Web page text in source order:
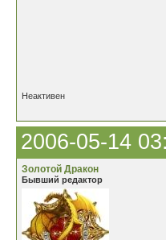
Неактивен
2006-05-14
Золотой Дракон
Бывший редактор